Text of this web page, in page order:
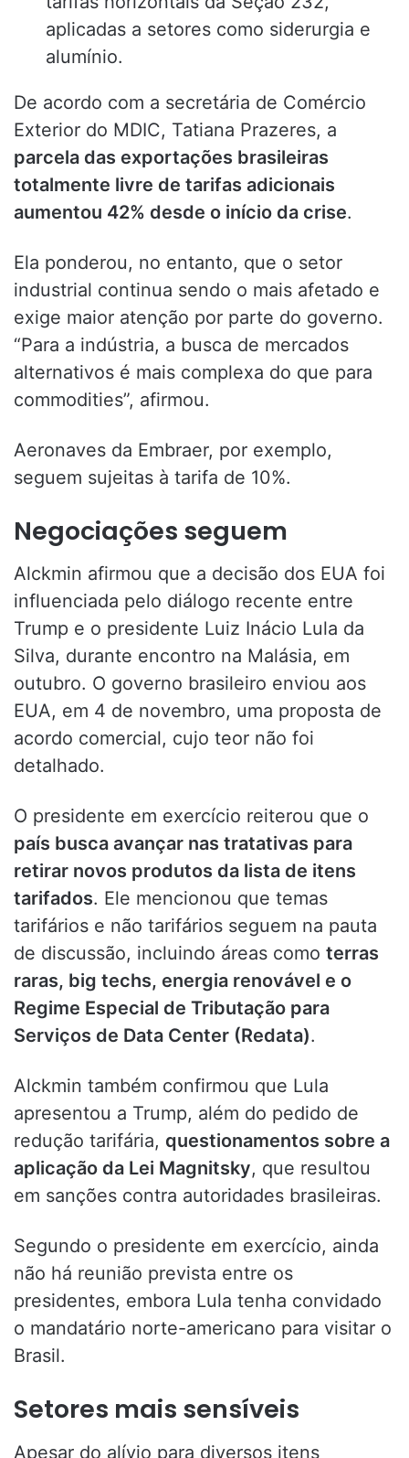
aplicadas a setores como siderurgia e
alumínio.
De acordo com a secretária de Comércio
Exterior do MDIC, Tatiana Prazeres, a
parcela das exportações brasileiras
totalmente livre de tarifas adicionais
aumentou 42% desde o início da crise.
Ela ponderou, no entanto, que o setor
industrial continua sendo o mais afetado e
exige maior atenção por parte do governo.
“Para a indústria, a busca de mercados
alternativos é mais complexa do que para
commodities”, afirmou.
Aeronaves da Embraer, por exemplo,
seguem sujeitas à tarifa de 10%.
Negociações seguem
Alckmin afirmou que a decisão dos EUA foi
influenciada pelo diálogo recente entre
Trump e o presidente Luiz Inácio Lula da
Silva, durante encontro na Malásia, em
outubro. O governo brasileiro enviou aos
EUA, em 4 de novembro, uma proposta de
acordo comercial, cujo teor não foi
detalhado.
O presidente em exercício reiterou que o
país busca avançar nas tratativas para
retirar novos produtos da lista de itens
tarifados. Ele mencionou que temas
tarifários e não tarifários seguem na pauta
de discussão, incluindo áreas como terras
raras, big techs, energia renovável e o
Regime Especial de Tributação para
Serviços de Data Center (Redata).
Alckmin também confirmou que Lula
apresentou a Trump, além do pedido de
redução tarifária, questionamentos sobre a
aplicação da Lei Magnitsky, que resultou
em sanções contra autoridades brasileiras.
Segundo o presidente em exercício, ainda
não há reunião prevista entre os
presidentes, embora Lula tenha convidado
o mandatário norte-americano para visitar o
Brasil.
Setores mais sensíveis
Apesar do alívio para diversos itens